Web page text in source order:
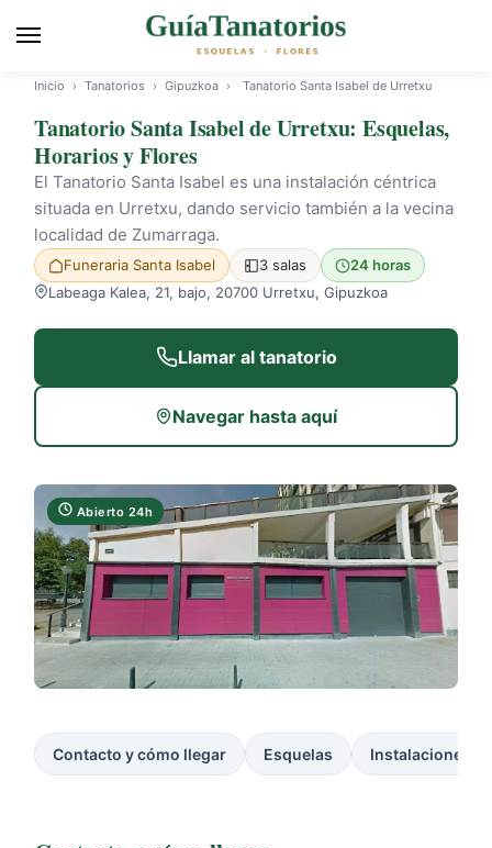
Inicio › Tanatorios › Gipuzkoa › Tanatorio Santa Isabel de Urretxu
Abierto 24h
Tanatorio Santa Isabel de Urretxu: Esquelas,
Horarios y Flores
El Tanatorio Santa Isabel es una instalación céntrica
situada en Urretxu, dando servicio también a la vecina
localidad de Zumarraga.
Funeraria Santa Isabel 3 salas
24 horas
Labeaga Kalea, 21, bajo, 20700 Urretxu, Gipuzkoa
Llamar al tanatorio
Navegar hasta aquí
Contacto y cómo llegar Esquelas Instalaciones